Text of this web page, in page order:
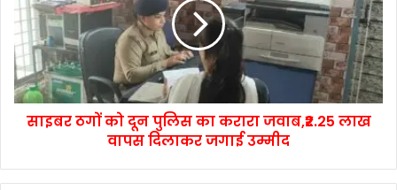
साइबर ठगों को दून पुलिस का करारा जवाब,₹2.25 लाख
वापस दिलाकर जगाई उम्मीद